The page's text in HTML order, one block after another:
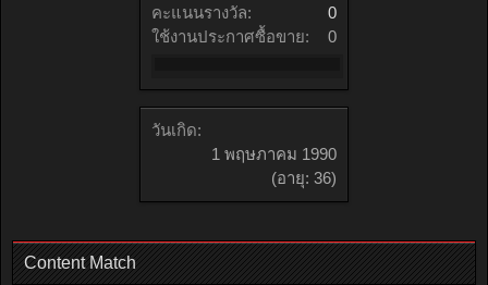
คะแนนรางวัล:
0
ใช้งานประกาศซื้อขาย:
0
วันเกิด:
1 พฤษภาคม 1990
(อายุ: 36)
Content Match